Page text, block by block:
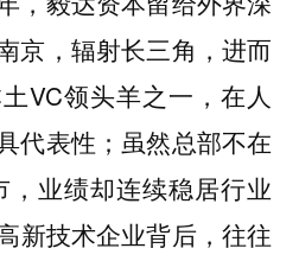
京，辐射长三角，进而
VC领头羊之一，在人
代表性；虽然总部不在
，业绩却连续稳居行业
新技术企业背后，往往